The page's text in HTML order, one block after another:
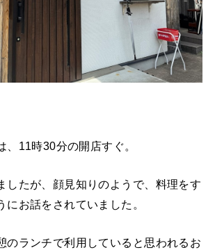
、11時30分の開店すぐ。
したが、顔見知りのようで、料理をす
にお話をされていました。
のランチで利用していると思われるお